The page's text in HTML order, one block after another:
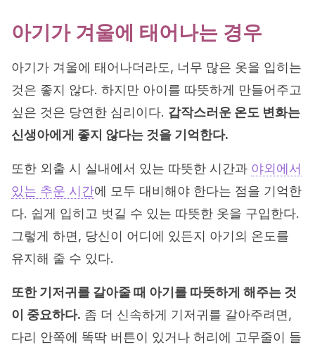
아기가 겨울에 태어나는 경우
아기가 겨울에 태어나더라도, 너무 많은 옷을 입히는
것은 좋지 않다. 하지만 아이를 따뜻하게 만들어주고
싶은 것은 당연한 심리이다. 갑작스러운 온도 변화는
신생아에게 좋지 않다는 것을 기억한다.
또한 외출 시 실내에서 있는 따뜻한 시간과 야외에서
있는 추운 시간에 모두 대비해야 한다는 점을 기억한
다. 쉽게 입히고 벗길 수 있는 따뜻한 옷을 구입한다.
그렇게 하면, 당신이 어디에 있든지 아기의 온도를
유지해 줄 수 있다.
또한 기저귀를 갈아줄 때 아기를 따뜻하게 해주는 것
이 중요하다. 좀 더 신속하게 기저귀를 갈아주려면,
다리 안쪽에 똑딱 버튼이 있거나 허리에 고무줄이 들